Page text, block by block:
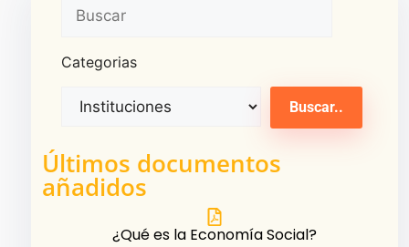
Categorias
Últimos documentos
añadidos
¿Qué es la Economía Social?